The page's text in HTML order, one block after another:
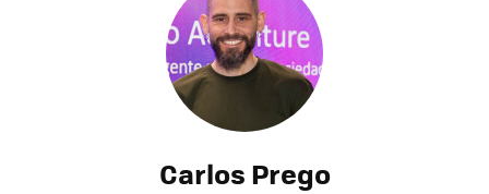
Carlos Prego